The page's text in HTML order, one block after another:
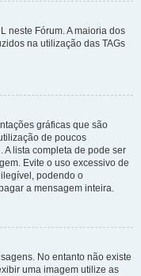
neste Fórum. A maioria dos
na utilização das TAGs
gráficas que são
de poucos
A lista completa de pode ser
Evite o uso excessivo de
podendo o
a mensagem inteira.
No entanto não existe
uma imagem utilize as